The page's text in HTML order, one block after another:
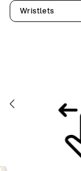
Wristlets